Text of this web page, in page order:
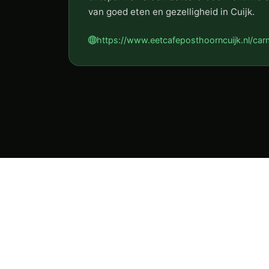
van goed eten en gezelligheid in Cuijk.
https://www.eetcafeposthoorncuijk.nl/